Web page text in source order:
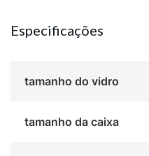
fundo em rosca para
Especificações
tamanho do vidro
tamanho da caixa